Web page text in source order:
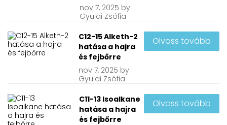
nov 7, 2025 by
Gyulai Zsófia
C12-15 Alketh-2
hatása a hajra
és fejbőrre
nov7, 2025 by
Gyulai Zsófia
Olvass tovább
C11-13 Isoalkane
hatása a hajra
és fejbőrre
Olvass tovább